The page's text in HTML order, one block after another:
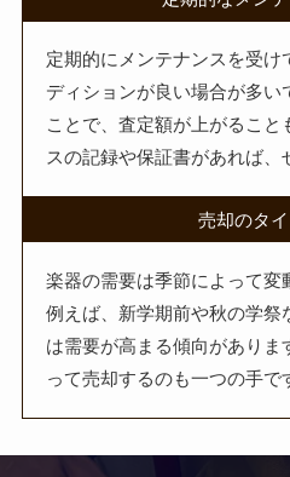
定期的にメンテナンスを受け
ディションが良い場合が多い
ことで、査定額が上がること
スの記録や保証書があれば、
売却のタ
楽器の需要は季節によって変
例えば、新学期前や秋の学祭
は需要が高まる傾向がありま
って売却するのも一つの手で